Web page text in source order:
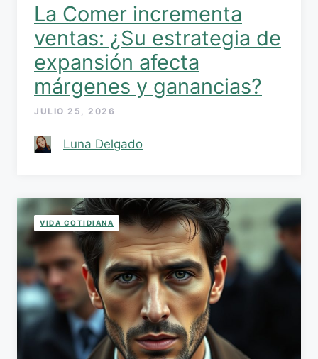
La Comer incrementa
ventas: ¿Su estrategia de
expansión afecta
márgenes y ganancias?
JULIO 25, 2026
Luna Delgado
VIDA COTIDIANA